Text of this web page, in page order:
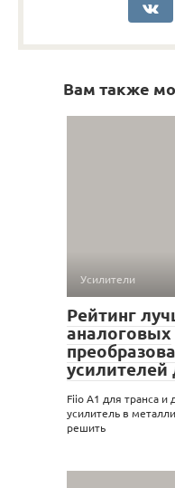
Вам также
Усилители
Рейтинг
аналоговых
Fiio A1 для транса
усилитель в
решить